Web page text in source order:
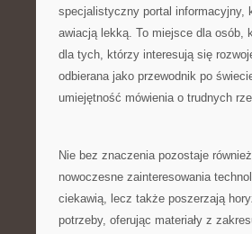
specjalistyczny portal informacyjny,
awiacją lekką. To miejsce dla osób,
dla tych, którzy interesują się
odbierana jako przewodnik po
umiejętność mówienia o trudnych
Nie bez znaczenia pozostaje
nowoczesne zainteresowania
ciekawią, lecz także poszerzają
potrzeby, oferując materiały z